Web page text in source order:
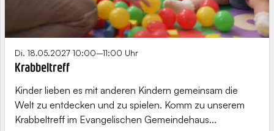
Di. 18.05.2027 10:00–11:00 Uhr
Krabbeltreff
Kinder lieben es mit anderen Kindern gemeinsam die
Welt zu entdecken und zu spielen. Komm zu unserem
Krabbeltreff im Evangelischen Gemeindehaus...